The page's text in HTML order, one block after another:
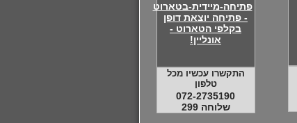
פתיחה-מיידית-בטארוט
- פתיחה יוצאת דופן
בקלפי הטארוט -
אונליין!
התקשרו עכשיו מכל
טלפון
072-2735190
שלוחה 299